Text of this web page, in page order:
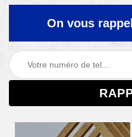
On vous